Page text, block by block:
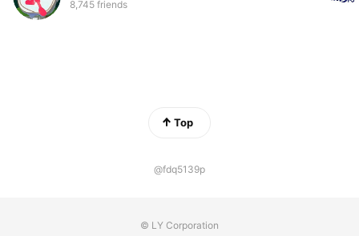
8,745 friends
Top
@fdq5139p
© LY Corporation